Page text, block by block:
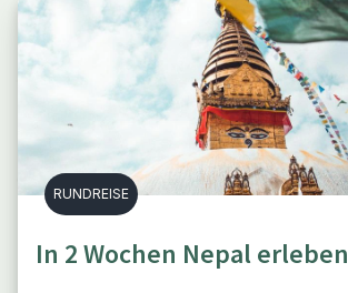
RUNDREISE
In 2 Wochen Nepal erleben